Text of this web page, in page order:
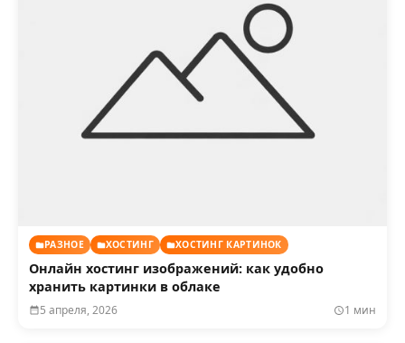
РАЗНОЕ ХОСТИНГ ХОСТИНГ КАРТИНОК
Онлайн хостинг изображений: как удобно
хранить картинки в облаке
5 апреля, 2026 1 мин